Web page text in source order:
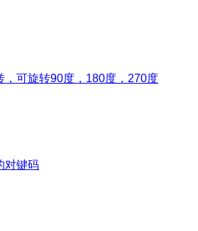
，可旋转90度，180度，270度
对键码